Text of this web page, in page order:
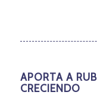
APORTA A
CRECIENDO